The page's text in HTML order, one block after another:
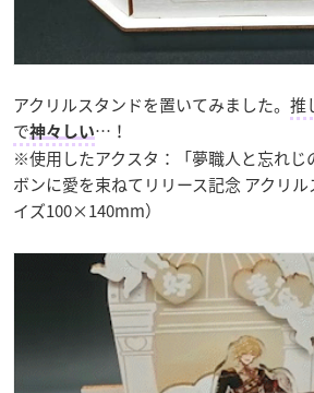
アクリルスタンドを置いてみました。 推
で神々しい…！
※使用したアクスタ：「夢職人と忘れじ
ボンに愛を束ねてリリース記念 アクリ
イズ100×140mm）